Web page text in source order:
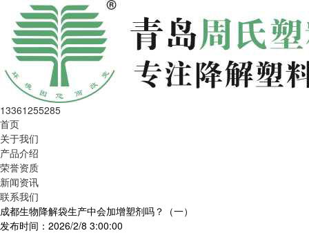
13361255285
首页
关于我们
产品介绍
荣誉资质
新闻资讯
联系我们
成都生物降解袋生产中会加增塑剂吗？（一）
发布时间：2026/2/8 3:00:00